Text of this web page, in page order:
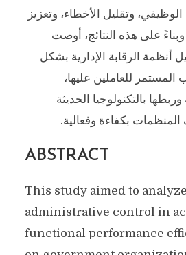
وتقليل الأخطاء، وتعزيز
على هذه النتائج، أوصت
أنظمة الرقابة الإدارية بشكل
المستمر للعاملين عليها،
بالتكنولوجيا الحديثة
بكفاءة وفعالية.
ABSTRACT
This study aimed to
administrative control in
functional performance